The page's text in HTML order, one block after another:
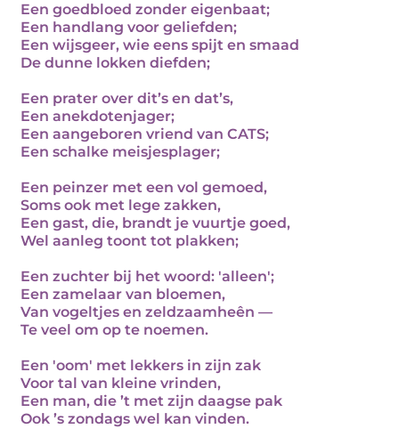
Een goedbloed zonder eigenbaat;
Een handlang voor geliefden;
Een wijsgeer, wie eens spijt en smaad
De dunne lokken diefden;
Een prater over dit’s en dat’s,
Een anekdotenjager;
Een aangeboren vriend van CATS;
Een schalke meisjesplager;
Een peinzer met een vol gemoed,
Soms ook met lege zakken,
Een gast, die, brandt je vuurtje goed,
Wel aanleg toont tot plakken;
Een zuchter bij het woord: 'alleen';
Een zamelaar van bloemen,
Van vogeltjes en zeldzaamheên —
Te veel om op te noemen.
Een 'oom' met lekkers in zijn zak
Voor tal van kleine vrinden,
Een man, die ’t met zijn daagse pak
Ook ’s zondags wel kan vinden.